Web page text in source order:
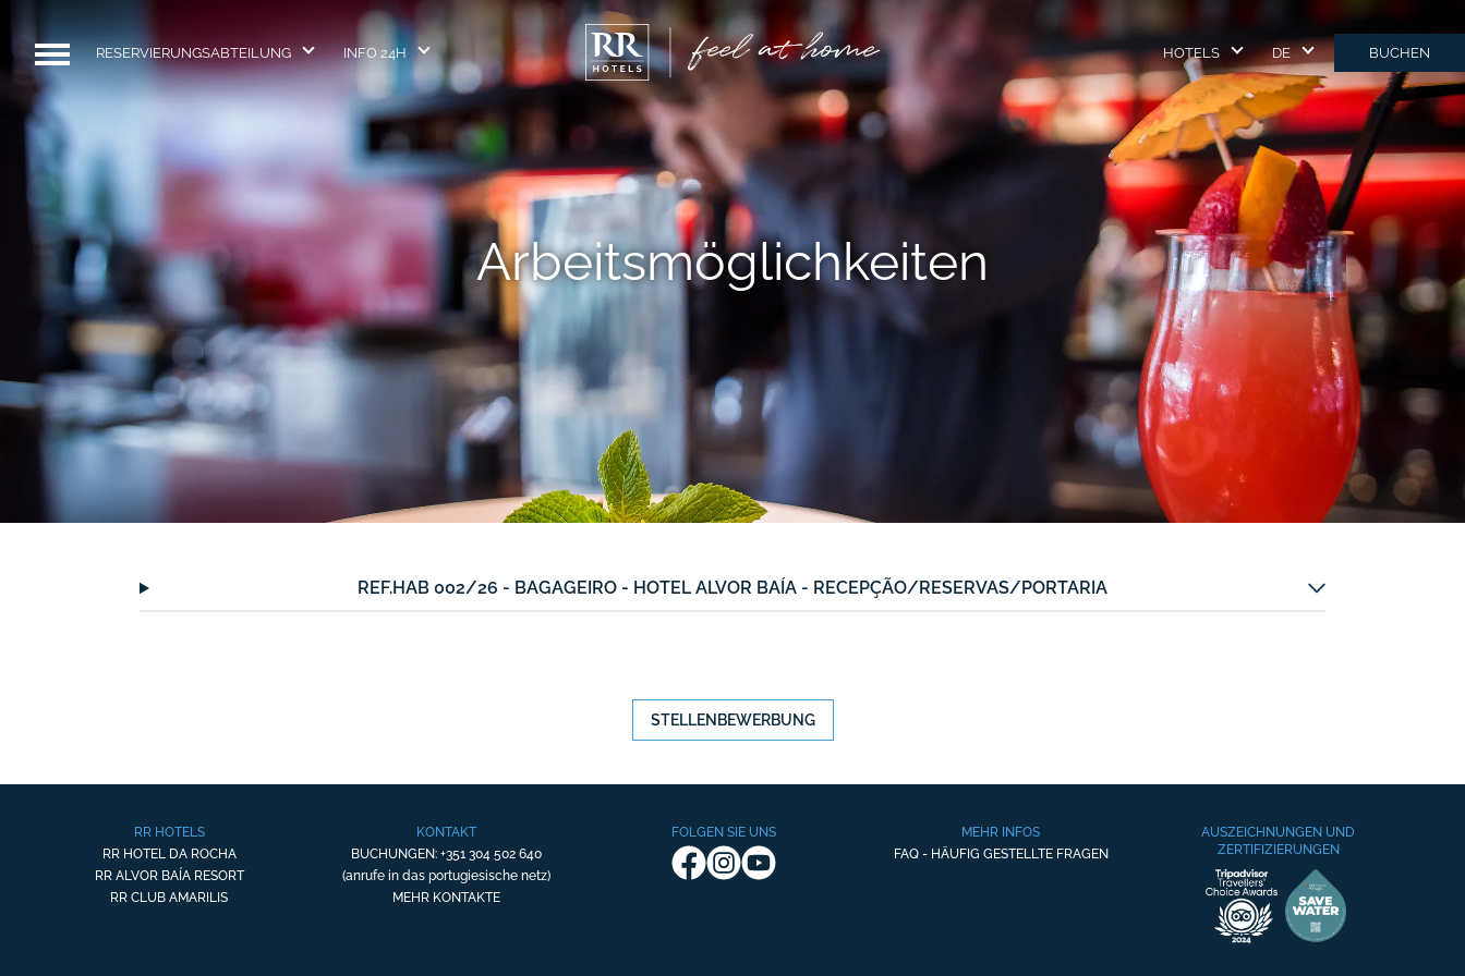
RESERVIERUNGSABTEILUNG INFO 24H HOTELS DE BUCHEN
Arbeitsmöglichkeiten
REF.HAB 002/26 - BAGAGEIRO - HOTEL ALVOR BAÍA - RECEPÇÃO/RESERVAS/PORTARIA
STELLENBEWERBUNG
RR HOTELS
RR HOTEL DA ROCHA
RR ALVOR BAÍA RESORT
RR CLUB AMARILIS
KONTAKT
BUCHUNGEN: +351 304 502 640
(anrufe in das portugiesische netz)
MEHR KONTAKTE
FOLGEN SIE UNS
MEHR INFOS
FAQ - HÄUFIG GESTELLTE FRAGEN
AUSZEICHNUNGEN UND
ZERTIFIZIERUNGEN